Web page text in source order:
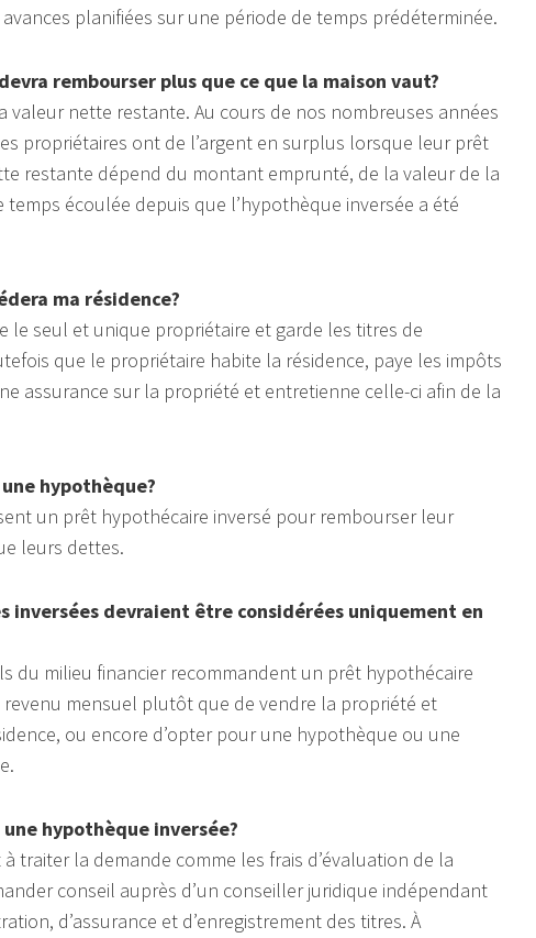
planifiées sur une période de temps prédéterminée.
rembourser plus que ce que la maison vaut?
valeur nette restante. Au cours de nos nombreuses années
propriétaires ont de l’argent en surplus lorsque leur prêt
restante dépend du montant emprunté, de la valeur de la
temps écoulée depuis que l’hypothèque inversée a été
ma résidence?
le seul et unique propriétaire et garde les titres de
que le propriétaire habite la résidence, paye les impôts
assurance sur la propriété et entretienne celle-ci afin de la
hypothèque?
un prêt hypothécaire inversé pour rembourser leur
leurs dettes.
inversées devraient être considérées uniquement en
du milieu financier recommandent un prêt hypothécaire
mensuel plutôt que de vendre la propriété et
ou encore d’opter pour une hypothèque ou une
hypothèque inversée?
traiter la demande comme les frais d’évaluation de la
conseil auprès d’un conseiller juridique indépendant
d’assurance et d’enregistrement des titres. À